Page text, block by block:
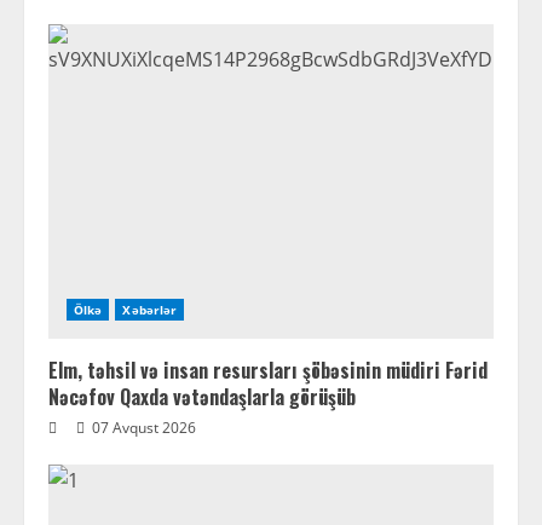
Ölkə Xəbərlər
Elm, təhsil və insan resursları şöbəsinin müdiri Fərid
Nəcəfov Qaxda vətəndaşlarla görüşüb
07 Avqust 2026